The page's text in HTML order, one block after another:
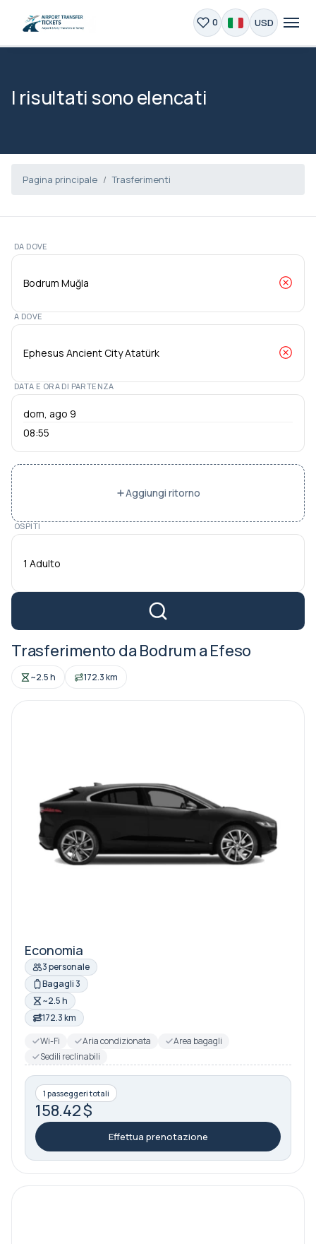
0 USD
I risultati sono elencati
Pagina principale Trasferimenti
DA DOVE
A DOVE
DATA E ORA DI PARTENZA
08:55
Aggiungi ritorno
OSPITI
1 Adulto
Trasferimento da Bodrum a Efeso
~2.5 h 172.3 km
Economia
3 personale
Bagagli 3
~2.5 h
172.3 km
Wi-Fi
Aria condizionata
Area bagagli
Sedili reclinabili
1 passeggeri totali
158.42 $
Effettua prenotazione